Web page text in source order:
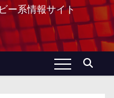
ー系情報サイト